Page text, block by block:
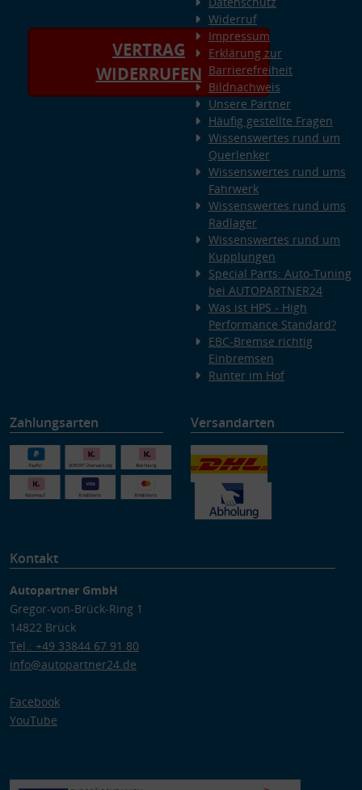
VERTRAG
WIDERRUFEN
Widerruf
Impressum
Erklärung zur
Barrierefreiheit
Bildnachweis
Unsere Partner
Häufig gestellte Fragen
Wissenswertes rund um
Querlenker
Wissenswertes rund ums
Fahrwerk
Wissenswertes rund ums
Radlager
Wissenswertes rund um
Kupplungen
Special Parts: Auto-Tuning
bei AUTOPARTNER24
Was ist HPS - High
Performance Standard?
EBC-Bremse richtig
Einbremsen
Runter im Hof
Zahlungsarten Versandarten
Kontakt
Autopartner GmbH
Gregor-von-Brück-Ring 1
14822 Brück
Tel.: +49 33844 67 91 80
info@autopartner24.de
Facebook
YouTube